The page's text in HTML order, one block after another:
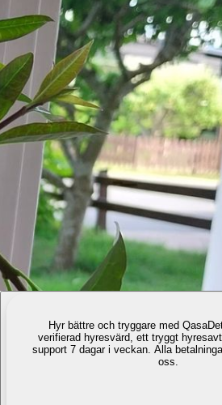
Hyr bättre och tryggare med Qasa
verifierad hyresvärd, ett tryggt
support 7 dagar i veckan. Alla
oss.